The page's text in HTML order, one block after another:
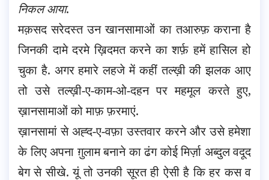
निकल आया.
मक़सद सरेदस्त उन खानसामाओं का तआरुफ़ कराना है
जिनकी दामे दरमे ख़िदमत करने का शर्फ़ हमें हासिल हो
चुका है. अगर हमारे लहजे में कहीं तल्ख़ी की झलक आए
तो उसे तल्ख़ी-ए-काम-ओ-दहन पर महमूल करते हुए,
ख़ानसामाओं को माफ़ फ़रमाएं.
ख़ानसामां से अह्द-ए-वफ़ा उस्तवार करने और उसे हमेशा
के लिए अपना ग़ुलाम बनाने का ढंग कोई मिर्ज़ा अब्दुल वदूद
बेग से सीखे. यूं तो उनकी सूरत ही ऐसी है कि हर कस व